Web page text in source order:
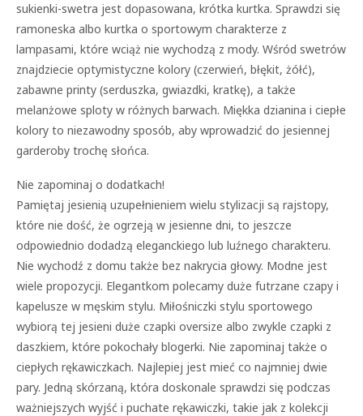
sukienki-swetra jest dopasowana, krótka kurtka. Sprawdzi się
ramoneska albo kurtka o sportowym charakterze z
lampasami, które wciąż nie wychodzą z mody. Wśród swetrów
znajdziecie optymistyczne kolory (czerwień, błękit, żółć),
zabawne printy (serduszka, gwiazdki, kratkę), a także
melanżowe sploty w różnych barwach. Miękka dzianina i ciepłe
kolory to niezawodny sposób, aby wprowadzić do jesiennej
garderoby trochę słońca.
Nie zapominaj o dodatkach!
Pamiętaj jesienią uzupełnieniem wielu stylizacji są rajstopy,
które nie dość, że ogrzeją w jesienne dni, to jeszcze
odpowiednio dodadzą eleganckiego lub luźnego charakteru.
Nie wychodź z domu także bez nakrycia głowy. Modne jest
wiele propozycji. Elegantkom polecamy duże futrzane czapy i
kapelusze w męskim stylu. Miłośniczki stylu sportowego
wybiorą tej jesieni duże czapki oversize albo zwykle czapki z
daszkiem, które pokochały blogerki. Nie zapominaj także o
ciepłych rękawiczkach. Najlepiej jest mieć co najmniej dwie
pary. Jedną skórzaną, która doskonale sprawdzi się podczas
ważniejszych wyjść i puchate rękawiczki, takie jak z kolekcji